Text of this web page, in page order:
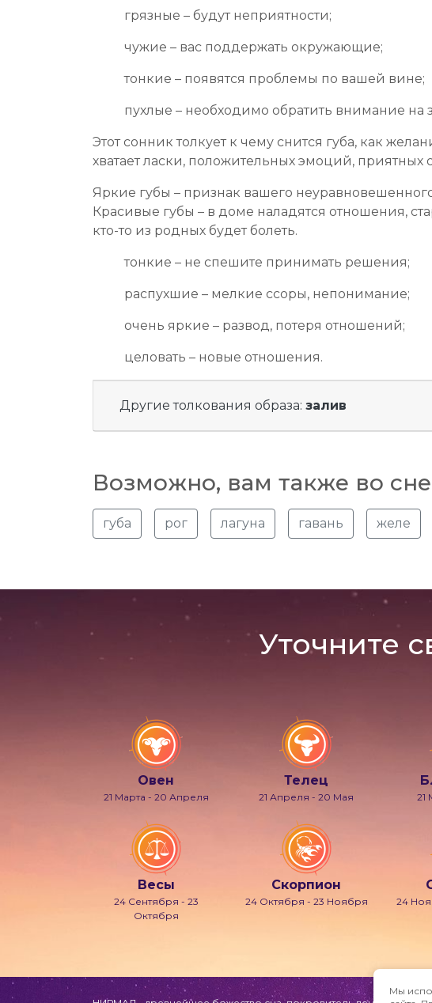
грязные – будут неприятности;
чужие – вас поддержать окружающие;
тонкие – появятся проблемы по вашей вине;
пухлые – необходимо обратить внимание на
Этот сонник толкует к чему снится губа, как
хватает ласки, положительных эмоций,
Яркие губы – признак вашего
Красивые губы – в доме наладятся отношения,
кто-то из родных будет болеть.
тонкие – не спешите принимать решения;
распухшие – мелкие ссоры, непонимание;
очень яркие – развод, потеря отношений;
целовать – новые отношения.
Другие толкования образа: залив
Возможно, вам также во
губа рог лагуна гавань желе
Уточните
Овен
21 Марта - 20 Апреля
Телец
21 Апреля - 20 Мая 21
Весы
24 Сентября - 23
Октября
Скорпион
24 Октября - 23 Ноября 24
Мы